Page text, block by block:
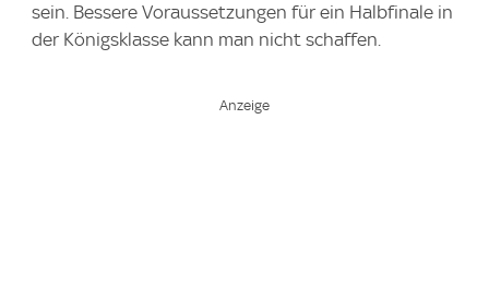
sein. Bessere Voraussetzungen für ein Halbfinale in
der Königsklasse kann man nicht schaffen.